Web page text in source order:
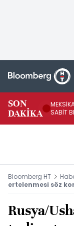
SON
DAKİKA
SABİT
Bloomberg HT
ertelenmesi söz
Rusya/